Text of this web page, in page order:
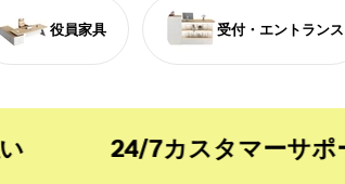
役員家具 受付・エントランス
24/7カスタマーサポート